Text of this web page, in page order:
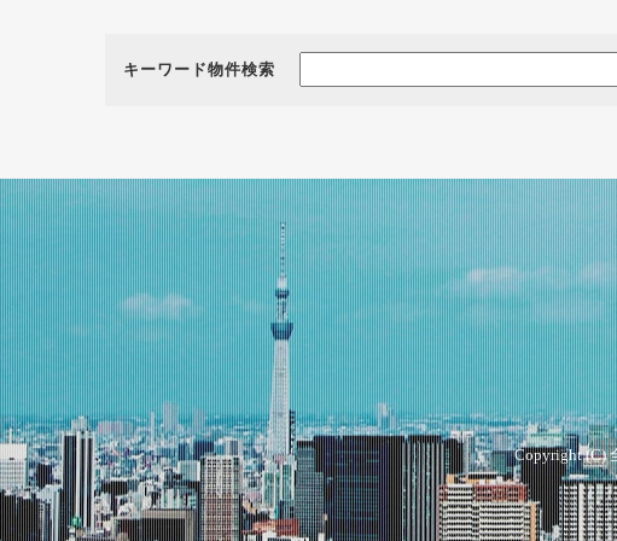
キーワード物件検索
Copyright (C)